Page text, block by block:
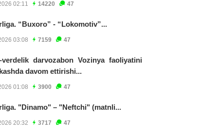
02:11 14220 47
“Buxoro” - “Lokomotiv”...
03:08 7159 47
verdelik darvozabon Vozinya faoliyatini
davom ettirishi...
01:08 3900 47
"Dinamo" – "Neftchi" (matnli...
20:32 3717 47